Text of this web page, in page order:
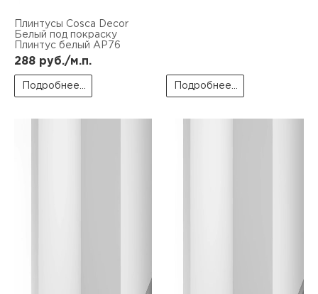
Плинтусы Cosca Decor
Белый под покраску
Плинтус белый AP76
288 руб./м.п.
Подробнее... Подробнее...